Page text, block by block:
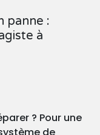
panne :
à
? Pour une